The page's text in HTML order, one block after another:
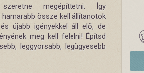
megépíttetni. Így
össze kell állítanotok
újabb igényekkel áll elő, de
meg kell felelni! Építsd
leggyorsabb, legügyesebb